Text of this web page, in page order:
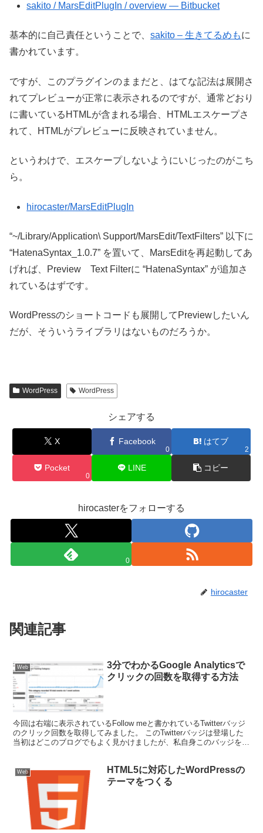
sakito / MarsEditPlugIn / overview — Bitbucket
基本的に自己責任ということで、 sakito – 生きてるめもに
書かれています。
ですが、このプラグインのままだと、はてな記法は展開さ
れてプレビューが正常に表示されるのですが、通常どおり
に書いているHTMLが含まれる場合、HTMLエスケープさ
れて、HTMLがプレビューに反映されていません。
というわけで、エスケープしないようにいじったのがこち
ら。
hirocaster/MarsEditPlugIn
“~/Library/Application\ Support/MarsEdit/TextFilters” 以下に
“HatenaSyntax_1.0.7” を置いて、MarsEditを再起動してあ
げれば、Preview Text Filterに “HatenaSyntax” が追加さ
れているはずです。
WordPressのショートコードも展開してPreviewしたいん
だが、そういうライブラリはないものだろうか。
WordPress WordPress
シェアする
X Facebook
0
はてブ
2
Pocket
0
LINE コピー
hirocasterをフォローする
0
hirocaster
関連記事
Web
3分でわかるGoogle Analyticsで
クリックの回数を取得する方法
今回は右端に表示されているFollow meと書かれているTwitterバッジ
のクリック回数を取得してみました。 このTwitterバッジは登場した
当初はどこのブログでもよく見かけましたが、私自身このバッジを押
Web
HTML5に対応したWordPressの
テーマをつくる